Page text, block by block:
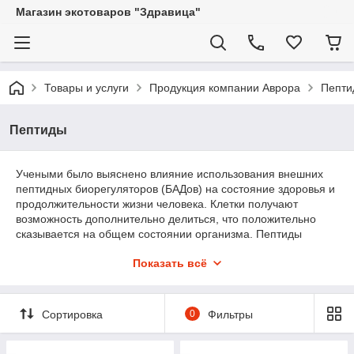
Магазин экотоваров "Здравица"
Товары и услуги Продукция компании Аврора
Пептиды
Учеными было выяснено влияние использования внешних
пептидных биорегуляторов (БАДов) на состояние здоровья и
продолжительности жизни человека. Клетки получают
возможность дополнительно делиться, что положительно
сказывается на общем состоянии организма. Пептиды
насыщают их питательными веществами. В этом разделе
известногопроизводителя“Аврора”.
Показать всё
Сортировка 0 Фильтры